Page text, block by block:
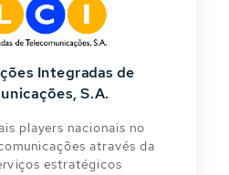
Integradas de
S.A.
players nacionais no
através da
estratégicos